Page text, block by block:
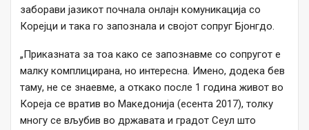
заборави јазикот почнала онлајн комуникација со
Корејци и така го запознала и својот сопруг Бјонгдо.
„Приказната за тоа како се запознавме со сопругот е
малку комплицирана, но интересна. Имено, додека бев
таму, не се знаевме, а откако после 1 година живот во
Кореја се вратив во Македонија (есента 2017), толку
многу се вљубив во државата и градот Сеул што